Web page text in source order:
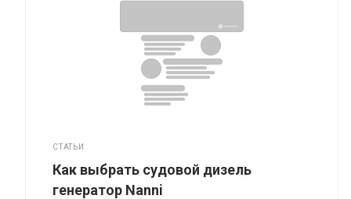
СТАТЬИ
Как выбрать судовой дизель
генератор Nanni